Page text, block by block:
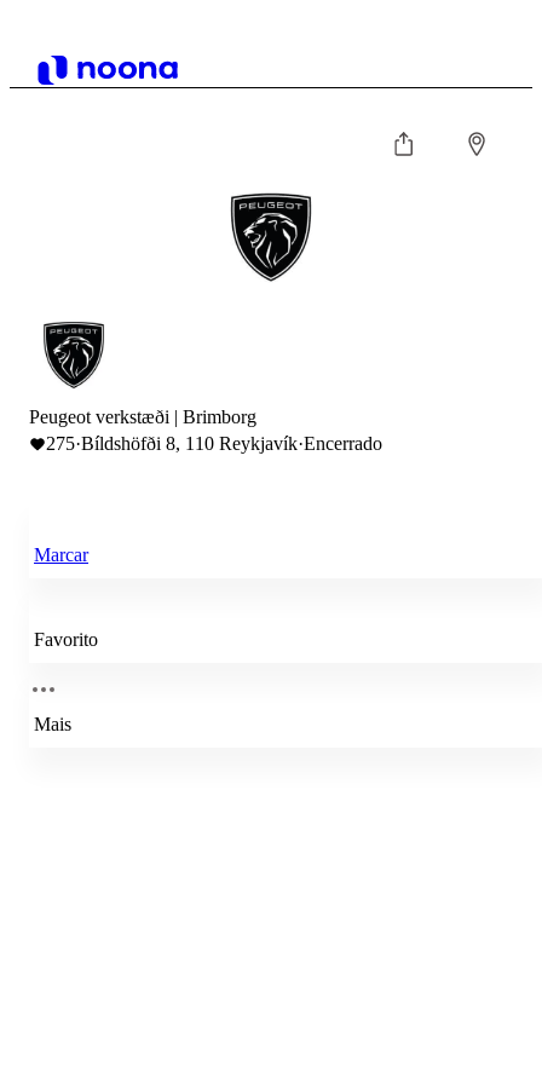
Peugeot verkstæði | Brimborg
275·Bíldshöfði 8, 110 Reykjavík·Encerrado
Marcar
Favorito
Mais